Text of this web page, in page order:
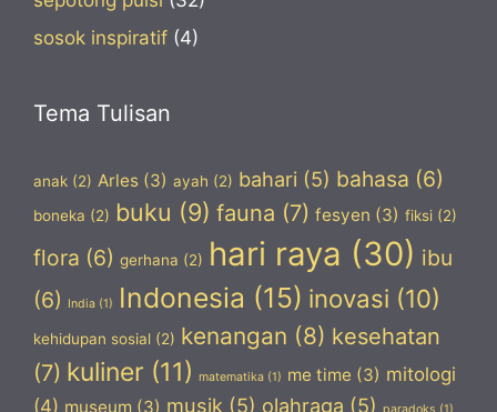
sosok inspiratif (4)
Tema Tulisan
anak (2) Arles (3) ayah (2) bahari (5) bahasa (6)
boneka (2) buku (9) fauna (7) fesyen (3) fiksi (2)
flora (6) gerhana (2) hari raya (30) ibu
(6)
India (1) Indonesia (15) inovasi (10)
kehidupan sosial (2) kenangan (8) kesehatan
(7) kuliner (11) matematika (1) me time (3) mitologi
(4) museum (3) musik (5) olahraga (5) paradoks (1)